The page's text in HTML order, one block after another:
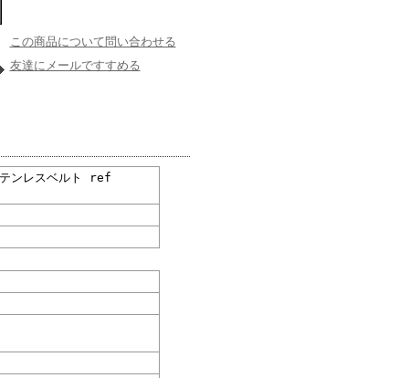
この商品について問い合わせる
友達にメールですすめる
テンレスベルト ref